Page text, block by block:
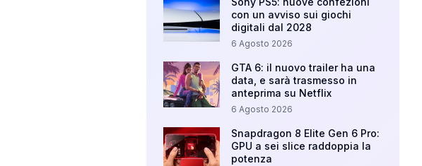
con un avviso sui giochi
digitali dal 2028
6 Agosto 2026
GTA 6: il nuovo trailer ha una
data, e sarà trasmesso in
anteprima su Netflix
6 Agosto 2026
Snapdragon 8 Elite Gen 6 Pro:
GPU a sei slice raddoppia la
potenza